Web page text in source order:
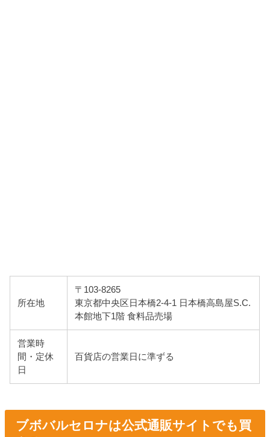
所在地
〒103-8265
東京都中央区日本橋2-4-1 日本橋高島屋S.C.
本館地下1階 食料品売場
営業時
間・定休
日
百貨店の営業日に準ずる
ブボバルセロナは公式通販サイトでも買